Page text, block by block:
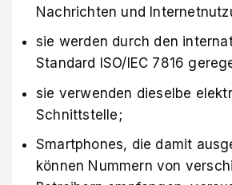
Nachrichten und
sie werden durch den
Standard ISO/IEC 7816
sie verwenden dieselbe
Schnittstelle;
Smartphones, die damit
können Nummern von